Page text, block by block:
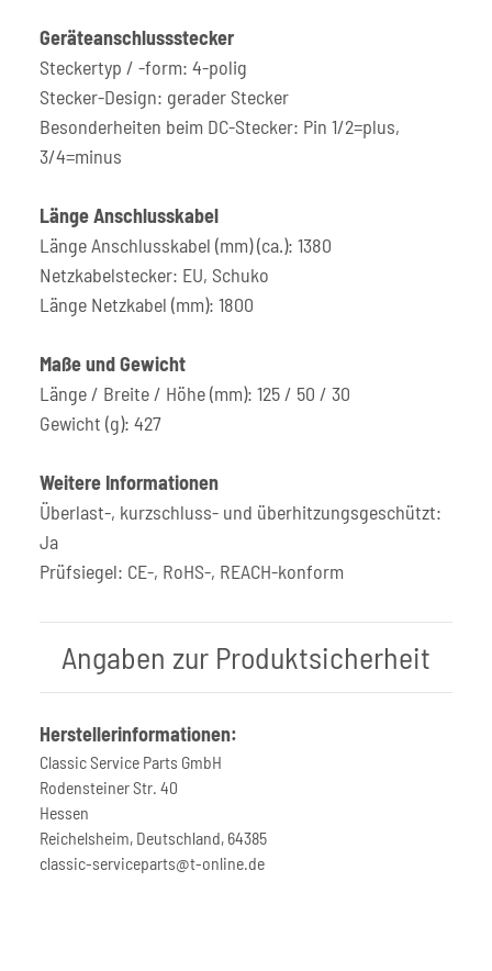
Geräteanschlussstecker
Steckertyp / -form: 4-polig
Stecker-Design: gerader Stecker
Besonderheiten beim DC-Stecker: Pin 1/2=plus,
3/4=minus
Länge Anschlusskabel
Länge Anschlusskabel (mm) (ca.): 1380
Netzkabelstecker: EU, Schuko
Länge Netzkabel (mm): 1800
Maße und Gewicht
Länge / Breite / Höhe (mm): 125 / 50 / 30
Gewicht (g): 427
Weitere Informationen
Überlast-, kurzschluss- und überhitzungsgeschützt:
Ja
Prüfsiegel: CE-, RoHS-, REACH-konform
Angaben zur Produktsicherheit
Herstellerinformationen:
Classic Service Parts GmbH
Rodensteiner Str. 40
Hessen
Reichelsheim, Deutschland, 64385
classic-serviceparts@t-online.de